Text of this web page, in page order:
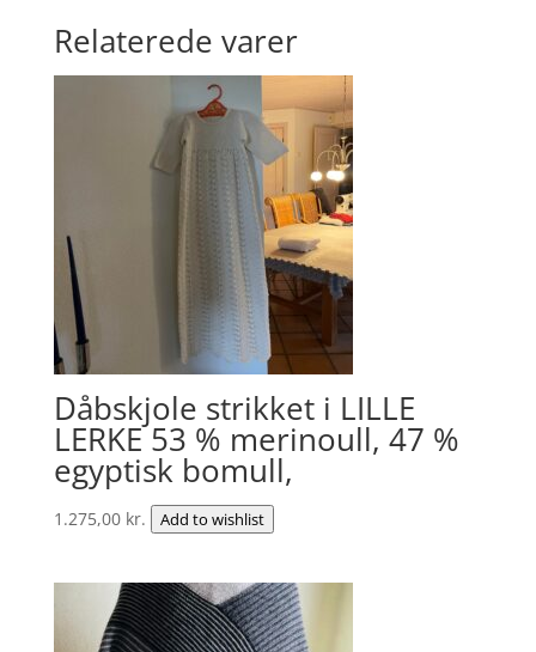
Relaterede varer
Dåbskjole strikket i LILLE
LERKE 53 % merinoull, 47 %
egyptisk bomull,
1.275,00 kr. Add to wishlist